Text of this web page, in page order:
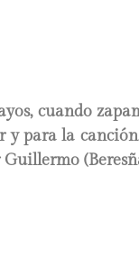
cuando
y para la